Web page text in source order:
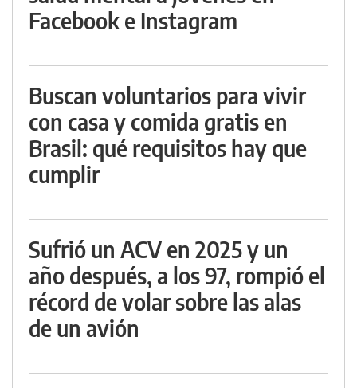
Facebook e Instagram
Buscan voluntarios para vivir
con casa y comida gratis en
Brasil: qué requisitos hay que
cumplir
Sufrió un ACV en 2025 y un
año después, a los 97, rompió el
récord de volar sobre las alas
de un avión